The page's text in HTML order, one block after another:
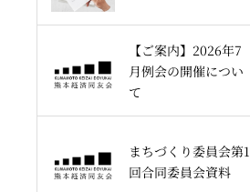
【ご案内】2026年7
月例会の開催につい
て
まちづくり委員会第1
回合同委員会資料